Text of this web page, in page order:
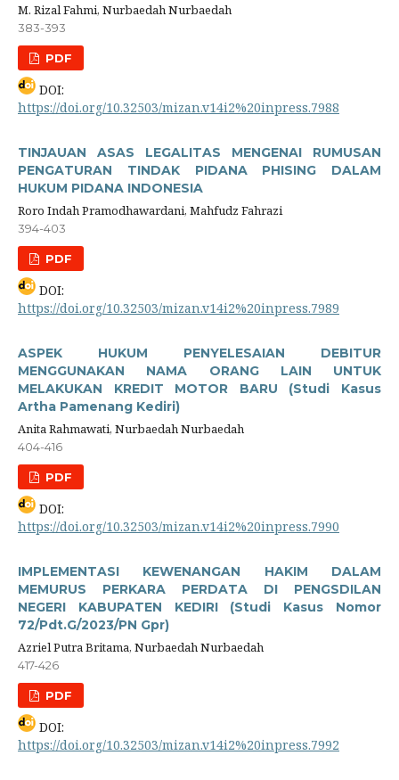
M. Rizal Fahmi, Nurbaedah Nurbaedah
383-393
PDF
DOI:
https://doi.org/10.32503/mizan.v14i2%20inpress.7988
TINJAUAN ASAS LEGALITAS MENGENAI RUMUSAN
PENGATURAN TINDAK PIDANA PHISING DALAM
HUKUM PIDANA INDONESIA
Roro Indah Pramodhawardani, Mahfudz Fahrazi
394-403
PDF
DOI:
https://doi.org/10.32503/mizan.v14i2%20inpress.7989
ASPEK HUKUM PENYELESAIAN DEBITUR
MENGGUNAKAN NAMA ORANG LAIN UNTUK
MELAKUKAN KREDIT MOTOR BARU (Studi Kasus
Artha Pamenang Kediri)
Anita Rahmawati, Nurbaedah Nurbaedah
404-416
PDF
DOI:
https://doi.org/10.32503/mizan.v14i2%20inpress.7990
IMPLEMENTASI KEWENANGAN HAKIM DALAM
MEMURUS PERKARA PERDATA DI PENGSDILAN
NEGERI KABUPATEN KEDIRI (Studi Kasus Nomor
72/Pdt.G/2023/PN Gpr)
Azriel Putra Britama, Nurbaedah Nurbaedah
417-426
PDF
DOI:
https://doi.org/10.32503/mizan.v14i2%20inpress.7992